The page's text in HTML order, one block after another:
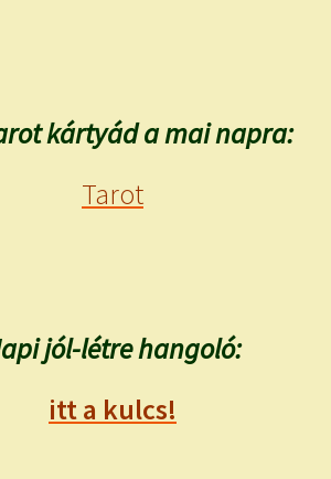
kártyád a mai napra:
Tarot
jól-létre hangoló:
itt a kulcs!